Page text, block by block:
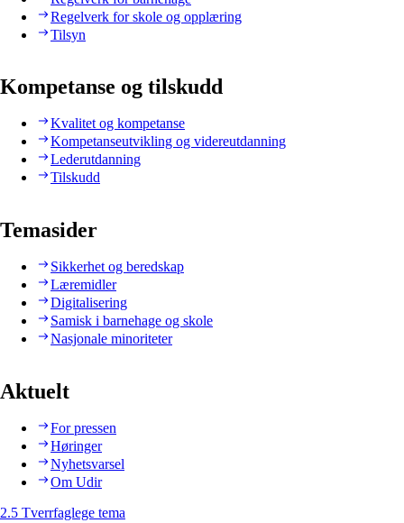
Regelverk for skole og opplæring
Tilsyn
Kompetanse og tilskudd
Kvalitet og kompetanse
Kompetanseutvikling og videreutdanning
Lederutdanning
Tilskudd
Temasider
Sikkerhet og beredskap
Læremidler
Digitalisering
Samisk i barnehage og skole
Nasjonale minoriteter
Aktuelt
For pressen
Høringer
Nyhetsvarsel
Om Udir
2.5 Tverrfaglege tema